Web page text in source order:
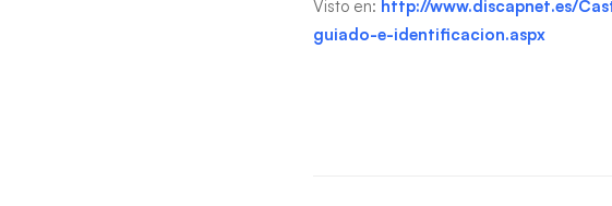
Visto en: http://www.discapnet.es/
guiado-e-identificacion.aspx